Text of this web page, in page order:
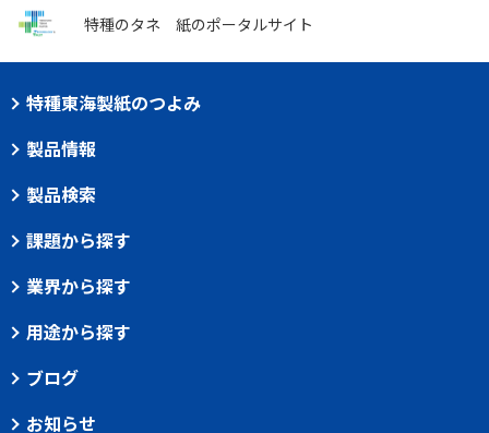
特種のタネ 紙のポータルサイト
特種東海製紙のつよみ
製品情報
製品検索
課題から探す
業界から探す
用途から探す
ブログ
お知らせ